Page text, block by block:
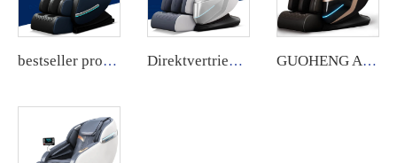
bestseller professioneller Shiatsu-Sessel Schwerelosigkeit 8D-Massagesofa Sessel sillon masajeador smart Ganzkörper-Massagestuhl guoheng Direktvertrieb günstiger Liegesessel mit Vollkörpermassage im Schwerelosigkeitszustand 4D Fußmassage elektrischer Massagesessel mit Akupressur und Knetmassage GUOHENG A79 Luxus-Körperpflege Elektrischer Ganzkörper-4D-Schwerelosigkeit-Festwalzen-Günstigster Bestpreis für Massagestuhl für Ganzkörper